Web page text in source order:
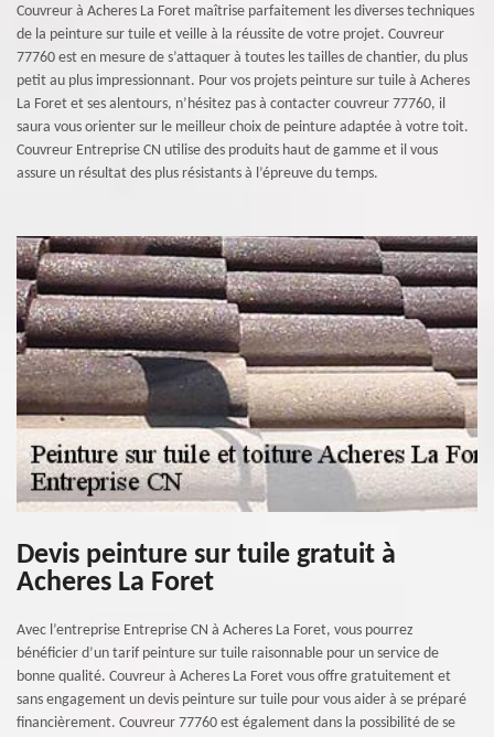
Couvreur à Acheres La Foret maîtrise parfaitement les diverses techniques
de la peinture sur tuile et veille à la réussite de votre projet. Couvreur
77760 est en mesure de s’attaquer à toutes les tailles de chantier, du plus
petit au plus impressionnant. Pour vos projets peinture sur tuile à Acheres
La Foret et ses alentours, n’hésitez pas à contacter couvreur 77760, il
saura vous orienter sur le meilleur choix de peinture adaptée à votre toit.
Couvreur Entreprise CN utilise des produits haut de gamme et il vous
assure un résultat des plus résistants à l’épreuve du temps.
Devis peinture sur tuile gratuit à
Acheres La Foret
Avec l’entreprise Entreprise CN à Acheres La Foret, vous pourrez
bénéficier d’un tarif peinture sur tuile raisonnable pour un service de
bonne qualité. Couvreur à Acheres La Foret vous offre gratuitement et
sans engagement un devis peinture sur tuile pour vous aider à se préparé
financièrement. Couvreur 77760 est également dans la possibilité de se